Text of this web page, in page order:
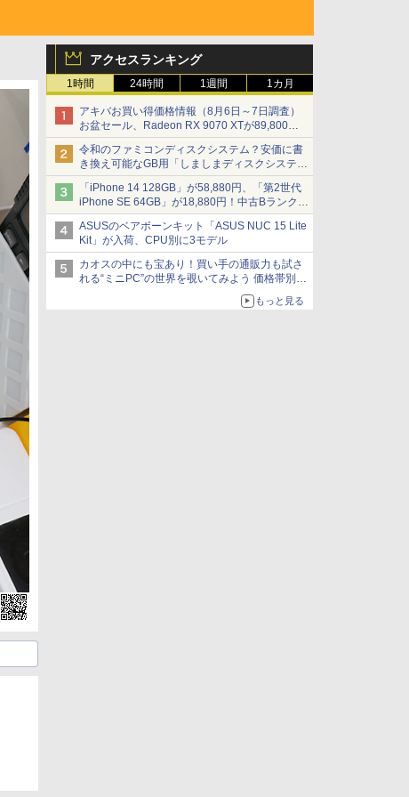
アクセスランキング
1時間 24時間 1週間 1カ月
アキバお買い得価格情報（8月6日～7日調査）
お盆セール、Radeon RX 9070 XTが89,800
円、水平周波数24.8kHz対応の17型モニターが
9,801円、暑さ指数連動セール ほか
令和のファミコンディスクシステム？安価に書
き換え可能なGB用「しましまディスクシステ
ム」
「iPhone 14 128GB」が58,880円、「第2世代
iPhone SE 64GB」が18,880円！中古Bランク品
セール
ASUSのベアボーンキット「ASUS NUC 15 Lite
Kit」が入荷、CPU別に3モデル
カオスの中にも宝あり！買い手の通販力も試さ
れる“ミニPC”の世界を覗いてみよう 価格帯別に
仕様や特徴を整理、11製品をピックアップ text
もっと見る